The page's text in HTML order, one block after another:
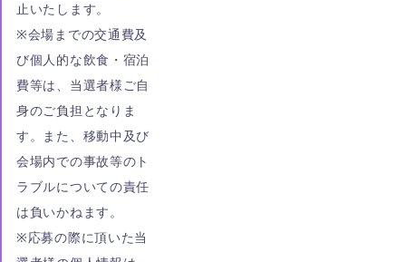
止いたします。
※会場までの交通費及
び個人的な飲食・宿泊
費等は、当選者様ご自
身のご負担となりま
す。また、移動中及び
会場内での事故等のト
ラブルについての責任
は負いかねます。
※応募の際に頂いた当